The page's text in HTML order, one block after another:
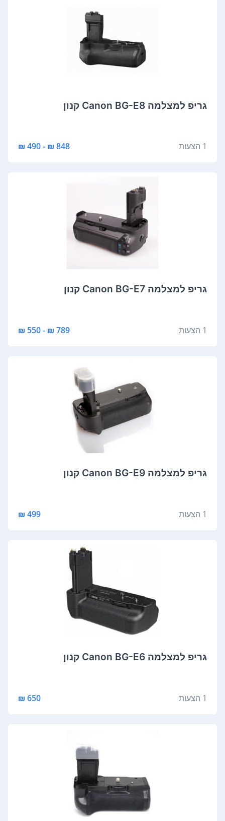
גריפ למצלמה Canon BG-E8 קנון
1 הצעות 848 ₪ - 490 ₪
גריפ למצלמה Canon BG-E7 קנון
1 הצעות 789 ₪ - 550 ₪
גריפ למצלמה Canon BG-E9 קנון
1 הצעות 499 ₪
גריפ למצלמה Canon BG-E6 קנון
1 הצעות 650 ₪